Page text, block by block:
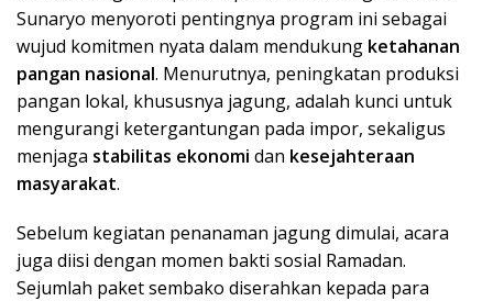
Sunaryo menyoroti pentingnya program ini sebagai
wujud komitmen nyata dalam mendukung ketahanan
pangan nasional. Menurutnya, peningkatan produksi
pangan lokal, khususnya jagung, adalah kunci untuk
mengurangi ketergantungan pada impor, sekaligus
menjaga stabilitas ekonomi dan kesejahteraan
masyarakat.
Sebelum kegiatan penanaman jagung dimulai, acara
juga diisi dengan momen bakti sosial Ramadan.
Sejumlah paket sembako diserahkan kepada para